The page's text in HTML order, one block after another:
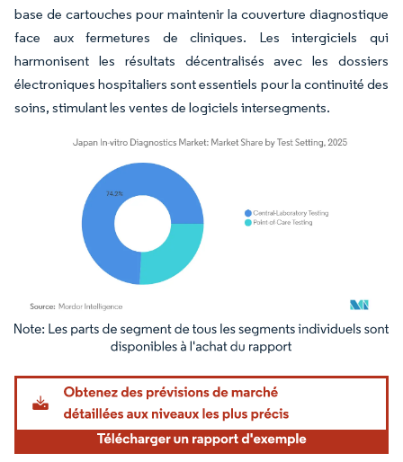
base de cartouches pour maintenir la couverture diagnostique
face aux fermetures de cliniques. Les intergiciels qui
harmonisent les résultats décentralisés avec les dossiers
électroniques hospitaliers sont essentiels pour la continuité des
soins, stimulant les ventes de logiciels intersegments.
Image © Mordor Intelligence. La réutilisation nécessite une attribution sous CC BY